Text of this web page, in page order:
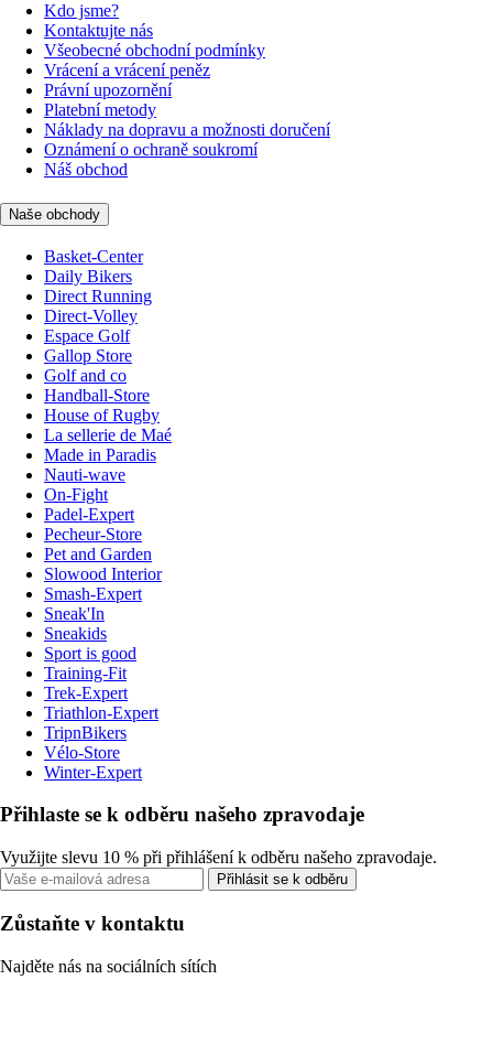
Kdo jsme?
Kontaktujte nás
Všeobecné obchodní podmínky
Vrácení a vrácení peněz
Právní upozornění
Platební metody
Náklady na dopravu a možnosti doručení
Oznámení o ochraně soukromí
Náš obchod
Naše obchody
Basket-Center
Daily Bikers
Direct Running
Direct-Volley
Espace Golf
Gallop Store
Golf and co
Handball-Store
House of Rugby
La sellerie de Maé
Made in Paradis
Nauti-wave
On-Fight
Padel-Expert
Pecheur-Store
Pet and Garden
Slowood Interior
Smash-Expert
Sneak'In
Sneakids
Sport is good
Training-Fit
Trek-Expert
Triathlon-Expert
TripnBikers
Vélo-Store
Winter-Expert
Přihlaste se k odběru našeho zpravodaje
Využijte slevu 10 % při přihlášení k odběru našeho zpravodaje.
Přihlásit se k odběru
Zůstaňte v kontaktu
Najděte nás na sociálních sítích